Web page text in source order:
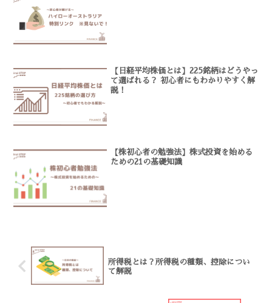
【日経平均株価とは】225銘柄はどうやっ
て選ばれる？ 初心者にもわかりやすく解
説！
【株初心者の勉強法】株式投資を始める
ための21の基礎知識
所得税とは？所得税の種類、控除につい
て解説